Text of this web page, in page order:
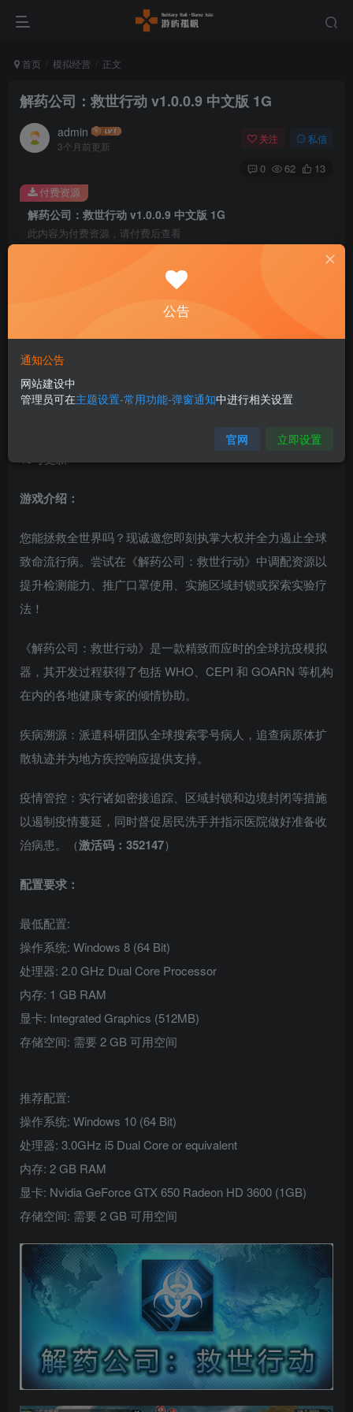
首页 模拟经营 正文
解药公司：救世行动 v1.0.0.9 中文版 1G
admin
3个月前更新
关注 私信
0 62 13
解药公司：救世行动 v1.0.0.9 中文版 1G
此内容为付费资源，请付费后查看
￥5
付费资源
版本介绍：
v1.0.0.9|容量1GB|官方简体中文|支持键盘.鼠标|2021年02月
游戏介绍：
您能拯救全世界吗？现诚邀您即刻执掌大权并全力遏止全球
致命流行病。尝试在《解药公司：救世行动》中调配资源以
提升检测能力、推广口罩使用、实施区域封锁或探索实验疗
法！
《解药公司：救世行动》是一款精致而应时的全球抗疫模拟
器，其开发过程获得了包括 WHO、CEPI 和 GOARN 等机构
在内的各地健康专家的倾情协助。
疾病溯源：派遣科研团队全球搜索零号病人，追查病原体扩
散轨迹并为地方疾控响应提供支持。
疫情管控：实行诸如密接追踪、区域封锁和边境封闭等措施
以遏制疫情蔓延，同时督促居民洗手并指示医院做好准备收
治病患。（激活码：352147）
配置要求：
最低配置:
操作系统: Windows 8 (64 Bit)
处理器: 2.0 GHz Dual Core Processor
内存: 1 GB RAM
显卡: Integrated Graphics (512MB)
存储空间: 需要 2 GB 可用空间
推荐配置:
操作系统: Windows 10 (64 Bit)
处理器: 3.0GHz i5 Dual Core or equivalent
内存: 2 GB RAM
显卡: Nvidia GeForce GTX 650 Radeon HD 3600 (1GB)
存储空间: 需要 2 GB 可用空间
公告
通知公告
网站建设中
管理员可在主题设置-常用功能-弹窗通知中进行相关设置
官网 立即设置